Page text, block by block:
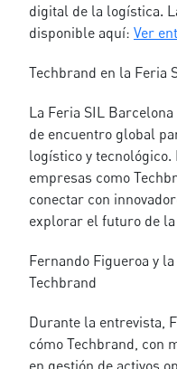
digital de la logística.
disponible aquí: Ver
Techbrand en la Feria
La Feria SIL
de encuentro global
logístico y tecnológico.
empresas como
conectar con
explorar el futuro de
Fernando Figueroa y
Techbrand
Durante la entrevista,
cómo Techbrand, con